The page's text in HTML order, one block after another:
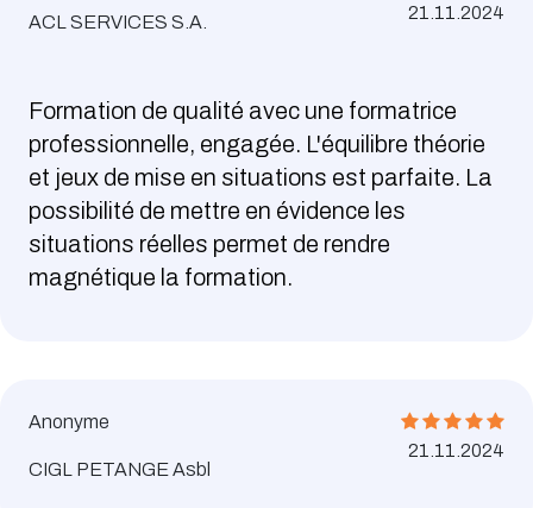
ACL SERVICES S.A.
21.11.2024
Formation de qualité avec une formatrice
professionnelle, engagée. L'équilibre théorie
et jeux de mise en situations est parfaite. La
possibilité de mettre en évidence les
situations réelles permet de rendre
magnétique la formation.
Anonyme
CIGL PETANGE Asbl
21.11.2024